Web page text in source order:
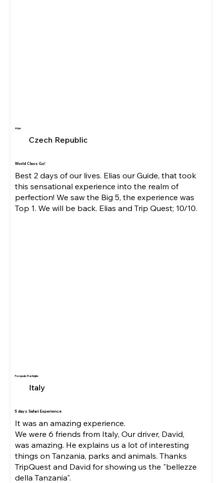
Alan
Czech Republic
World Class Go!
Best 2 days of our lives. Elias our Guide, that took
this sensational experience into the realm of
perfection! We saw the Big 5, the experience was
Top 1. We will be back. Elias and Trip Quest; 10/10.
Pasquale Rachiglia
Italy
5 days Safari Experience
It was an amazing experience.
We were 6 friends from Italy, Our driver, David,
was amazing. He explains us a lot of interesting
things on Tanzania, parks and animals. Thanks
TripQuest and David for showing us the "bellezze
della Tanzania".